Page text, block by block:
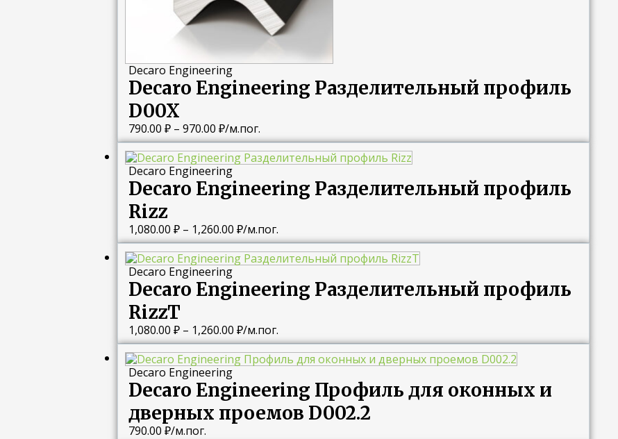
Decaro Engineering
Decaro Engineering Разделительный профиль
D00X
790.00 ₽ – 970.00 ₽/м.пог.
Decaro Engineering
Decaro Engineering Разделительный профиль
Rizz
1,080.00 ₽ – 1,260.00 ₽
Диапазон
цен:
–
1,260.00 ₽
/м.пог.
Decaro Engineering
Decaro Engineering Разделительный профиль
RizzT
1,080.00 ₽ – 1,260.00 ₽
Диапазон
цен:
–
1,260.00 ₽
/м.пог.
Decaro Engineering
Decaro Engineering Профиль для оконных и
дверных проемов D002.2
790.00 ₽/м.пог.